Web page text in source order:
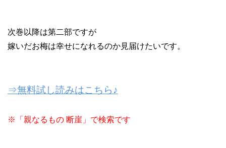
次巻以降は第二部ですが
嫁いだお梅は幸せになれるのか見届けたいです。
⇒無料試し読みはこちら♪
※「親なるもの 断崖」で検索です